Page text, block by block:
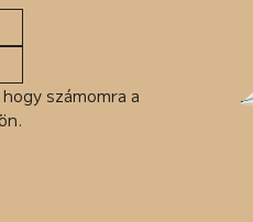
számomra a